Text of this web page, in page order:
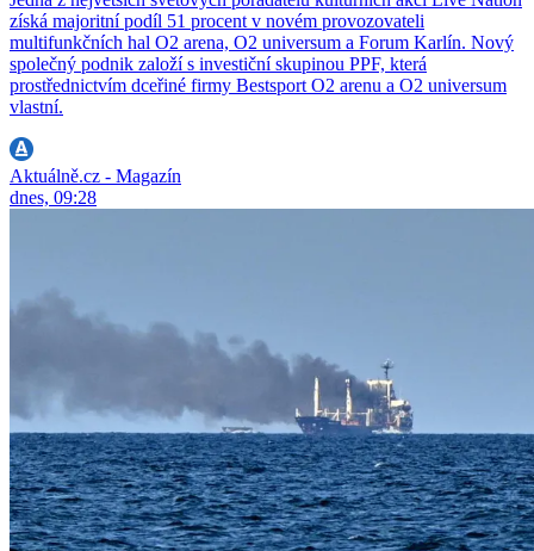
získá majoritní podíl 51 procent v novém provozovateli
multifunkčních hal O2 arena, O2 universum a Forum Karlín. Nový
společný podnik založí s investiční skupinou PPF, která
prostřednictvím dceřiné firmy Bestsport O2 arenu a O2 universum
vlastní.
Aktuálně.cz - Magazín
dnes, 09:28